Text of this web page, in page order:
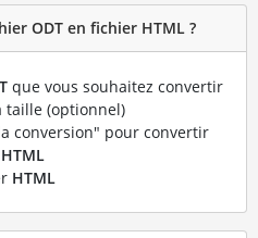
ODT en fichier HTML ?
que vous souhaitez convertir
taille (optionnel)
conversion" pour convertir
HTML